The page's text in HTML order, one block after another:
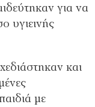
για να
υγιεινής
και
με